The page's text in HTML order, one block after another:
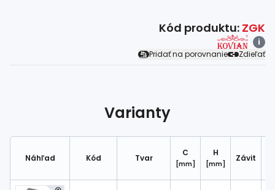
Kód produktu: ZGK
i
Pridať na porovnanie
Zdieľať
Varianty
Náhľad Kód Tvar
C
[mm]
H
[mm]
Závit